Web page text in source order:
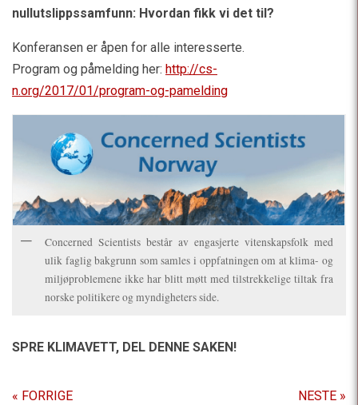
nullutslippssamfunn: Hvordan fikk vi det til?
Konferansen er åpen for alle interesserte.
Program og påmelding her: http://cs-
n.org/2017/01/program-og-pamelding
Concerned Scientists består av engasjerte vitenskapsfolk med
ulik faglig bakgrunn som samles i oppfatningen om at klima- og
miljøproblemene ikke har blitt møtt med tilstrekkelige tiltak fra
norske politikere og myndigheters side.
SPRE KLIMAVETT, DEL DENNE SAKEN!
« FORRIGE NESTE »